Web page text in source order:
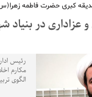
کبری حضرت فاطمه
در بنیاد
رئیس
مکارم
الگوی